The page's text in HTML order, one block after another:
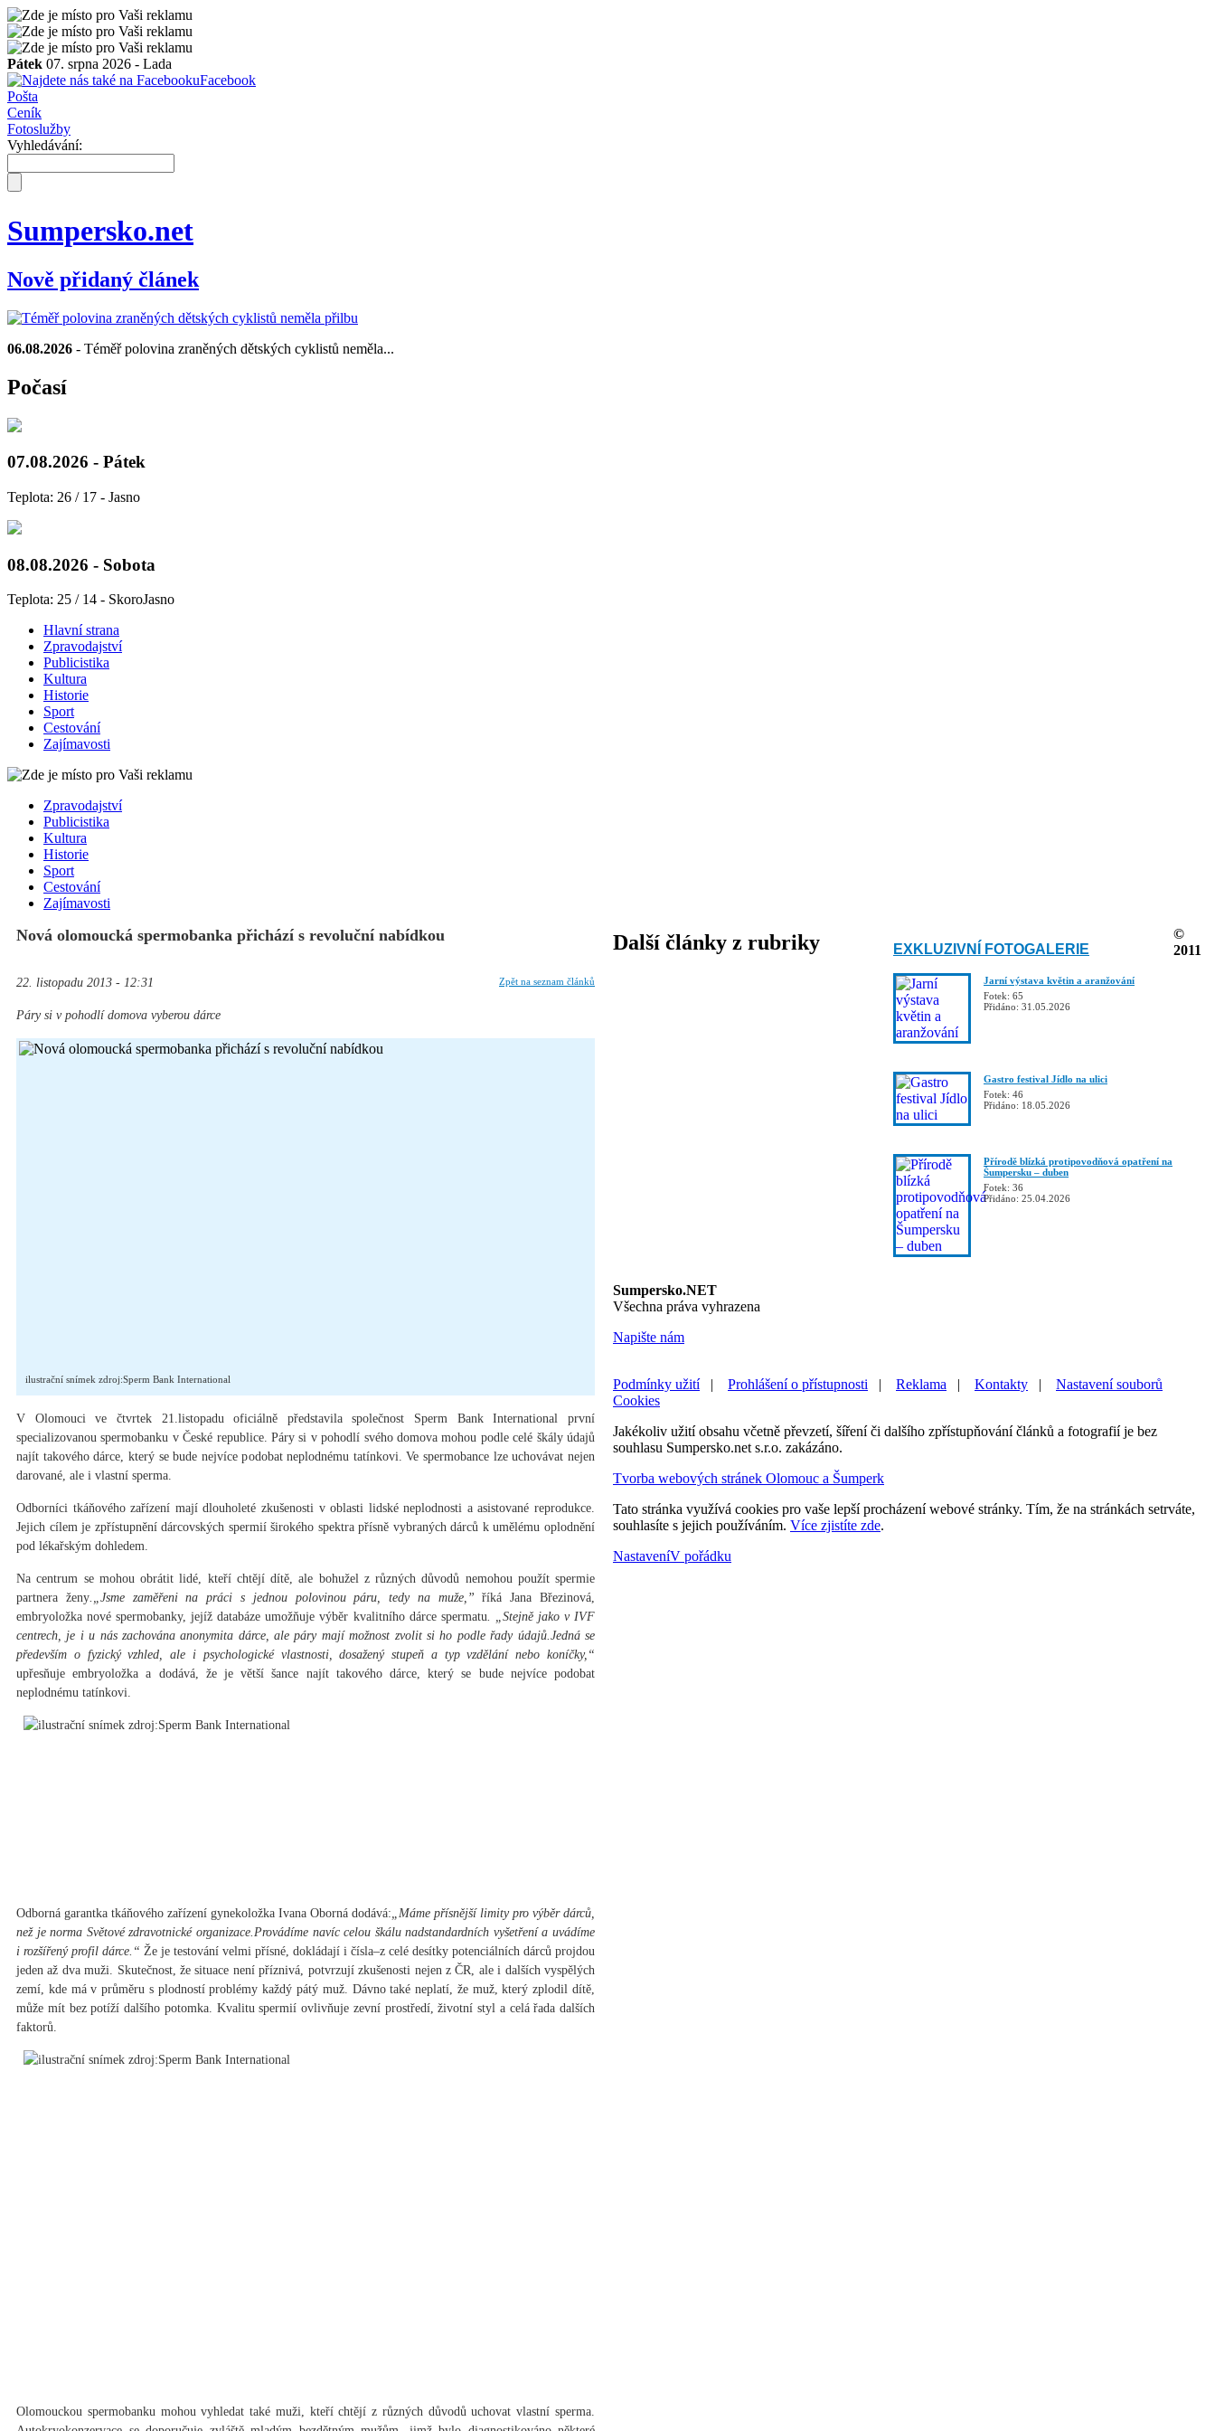
Pátek 07. srpna 2026 - Lada
Facebook
Pošta
Ceník
Fotoslužby
Vyhledávání:
Sumpersko.net
Nově přidaný článek
06.08.2026 - Téměř polovina zraněných dětských cyklistů neměla...
Počasí
07.08.2026 - Pátek
Teplota: 26 / 17 - Jasno
08.08.2026 - Sobota
Teplota: 25 / 14 - SkoroJasno
Hlavní strana
Zpravodajství
Publicistika
Kultura
Historie
Sport
Cestování
Zajímavosti
Zpravodajství
Publicistika
Kultura
Historie
Sport
Cestování
Zajímavosti
Nová olomoucká spermobanka přichází s revoluční nabídkou
22. listopadu 2013 - 12:31 Zpět na seznam článků
Páry si v pohodlí domova vyberou dárce
ilustrační snímek zdroj:Sperm Bank International
V Olomouci ve čtvrtek 21.listopadu oficiálně představila společnost Sperm Bank International první
specializovanou spermobanku v České republice. Páry si v pohodlí svého domova mohou podle celé škály údajů
najít takového dárce, který se bude nejvíce podobat neplodnému tatínkovi. Ve spermobance lze uchovávat nejen
darované, ale i vlastní sperma.
Odborníci tkáňového zařízení mají dlouholeté zkušenosti v oblasti lidské neplodnosti a asistované reprodukce.
Jejich cílem je zpřístupnění dárcovských spermií širokého spektra přísně vybraných dárců k umělému oplodnění
pod lékařským dohledem.
Na centrum se mohou obrátit lidé, kteří chtějí dítě, ale bohužel z různých důvodů nemohou použít spermie
partnera ženy.„Jsme zaměřeni na práci s jednou polovinou páru, tedy na muže,” říká Jana Březinová,
embryoložka nové spermobanky, jejíž databáze umožňuje výběr kvalitního dárce spermatu. „Stejně jako v IVF
centrech, je i u nás zachována anonymita dárce, ale páry mají možnost zvolit si ho podle řady údajů.Jedná se
především o fyzický vzhled, ale i psychologické vlastnosti, dosažený stupeň a typ vzdělání nebo koníčky,“
upřesňuje embryoložka a dodává, že je větší šance najít takového dárce, který se bude nejvíce podobat
neplodnému tatínkovi.
Odborná garantka tkáňového zařízení gynekoložka Ivana Oborná dodává:„Máme přísnější limity pro výběr dárců,
než je norma Světové zdravotnické organizace.Provádíme navíc celou škálu nadstandardních vyšetření a uvádíme
i rozšířený profil dárce.“ Že je testování velmi přísné, dokládají i čísla–z celé desítky potenciálních dárců projdou
jeden až dva muži. Skutečnost, že situace není příznivá, potvrzují zkušenosti nejen z ČR, ale i dalších vyspělých
zemí, kde má v průměru s plodností problémy každý pátý muž. Dávno také neplatí, že muž, který zplodil dítě,
může mít bez potíží dalšího potomka. Kvalitu spermií ovlivňuje zevní prostředí, životní styl a celá řada dalších
faktorů.
Olomouckou spermobanku mohou vyhledat také muži, kteří chtějí z různých důvodů uchovat vlastní sperma.
Další články z rubriky EXKLUZIVNÍ FOTOGALERIE
Jarní výstava květin a aranžování
Fotek: 65
Přidáno: 31.05.2026
Gastro festival Jídlo na ulici
Fotek: 46
Přidáno: 18.05.2026
Přírodě blízká protipovodňová opatření na
Šumpersku – duben
Fotek: 36
Přidáno: 25.04.2026
©
2011
Sumpersko.NET
Všechna práva vyhrazena
Napište nám
Podmínky užití Prohlášení o přístupnosti Reklama Kontakty
Nastavení souborů
Cookies
Jakékoliv užití obsahu včetně převzetí, šíření či dalšího zpřístupňování článků a fotografií je bez
souhlasu Sumpersko.net s.r.o. zakázáno.
Tvorba webových stránek Olomouc a Šumperk
Tato stránka využívá cookies pro vaše lepší procházení webové stránky. Tím, že na stránkách setrváte,
souhlasíte s jejich používáním. Více zjistíte zde.
NastaveníV pořádku